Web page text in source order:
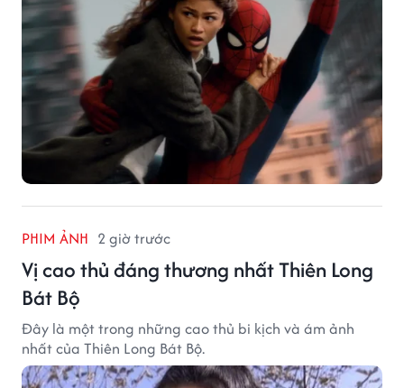
PHIM ẢNH 2 giờ trước
Vị cao thủ đáng thương nhất Thiên Long
Bát Bộ
Đây là một trong những cao thủ bi kịch và ám ảnh
nhất của Thiên Long Bát Bộ.